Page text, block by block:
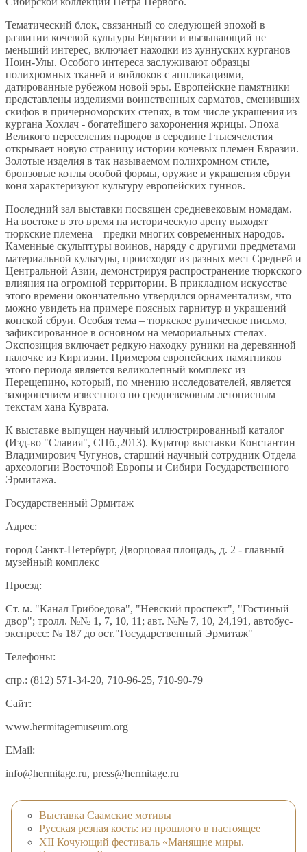
Тематический блок, связанный со следующей эпохой в
развитии кочевой культуры Евразии и вызывающий не
меньший интерес, включает находки из хуннуских курганов
Ноин-Улы. Особого интереса заслуживают образцы
полихромных тканей и войлоков с аппликациями,
датированные рубежом новой эры. Европейские памятники
представлены изделиями воинственных сарматов, сменивших
скифов в причерноморских степях, в том числе украшения из
кургана Хохлач - богатейшего захоронения жрицы. Эпоха
Великого переселения народов в середине I тысячелетия
открывает новую страницу истории кочевых племен Евразии.
Золотые изделия в так называемом полихромном стиле,
бронзовые котлы особой формы, оружие и украшения сбруи
коня характеризуют культуру европейских гуннов.
Последний зал выставки посвящен средневековым номадам.
На востоке в это время на историческую арену выходят
тюркские племена – предки многих современных народов.
Каменные скульптуры воинов, наряду с другими предметами
материальной культуры, происходят из разных мест Средней и
Центральной Азии, демонстрируя распространение тюркского
влияния на огромной территории. В прикладном искусстве
этого времени окончательно утвердился орнаментализм, что
можно увидеть на примере поясных гарнитур и украшений
конской сбруи. Особая тема – тюркское руническое письмо,
зафиксированное в основном на мемориальных стелах.
Экспозиция включает редкую находку руники на деревянной
палочке из Киргизии. Примером европейских памятников
этого периода является великолепный комплекс из
Перещепино, который, по мнению исследователей, является
захоронением известного по средневековым летописным
текстам хана Куврата.
К выставке выпущен научный иллюстрированный каталог
(Изд-во "Славия", СПб.,2013). Куратор выставки Константин
Владимирович Чугунов, старший научный сотрудник Отдела
археологии Восточной Европы и Сибири Государственного
Эрмитажа.
Государственный Эрмитаж
Адрес:
город Санкт-Петербург, Дворцовая площадь, д. 2 - главный
музейный комплекс
Проезд:
Ст. м. "Канал Грибоедова", "Невский проспект", "Гостиный
двор"; тролл. №№ 1, 7, 10, 11; авт. №№ 7, 10, 24,191, автобус-
экспресс: № 187 до ост."Государственный Эрмитаж"
Телефоны:
спр.: (812) 571-34-20, 710-96-25, 710-90-79
Сайт:
www.hermitagemuseum.org
EMail:
info@hermitage.ru, press@hermitage.ru
Выставка Саамские мотивы
Русская резная кость: из прошлого в настоящее
XII Кочующий фестиваль «Манящие миры.